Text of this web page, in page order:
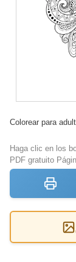
Colorear para
Haga clic en los
PDF gratuito